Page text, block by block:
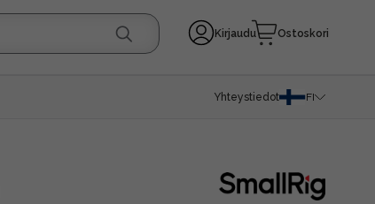
Kirjaudu Ostoskori
Yhteystiedot FI